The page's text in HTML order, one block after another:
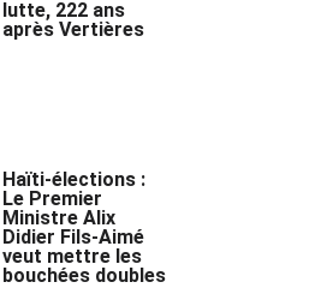
lutte, 222 ans
après Vertières
Haïti-élections :
Le Premier
Ministre Alix
Didier Fils-Aimé
veut mettre les
bouchées doubles